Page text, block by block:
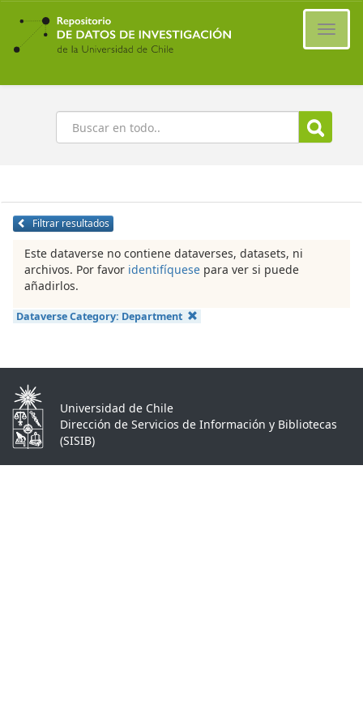
Ir
contenido
principal
Buscar
Filtrar resultados
Este dataverse no contiene dataverses, datasets, ni
archivos. Por favor identifíquese para ver si puede
añadirlos.
Dataverse Category: Department
Universidad de Chile
Dirección de Servicios de Información y Bibliotecas
(SISIB)